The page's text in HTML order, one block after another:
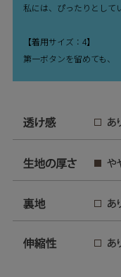
私には、ぴったりとして
【着用サイズ：4】
第一ボタンを留めても、